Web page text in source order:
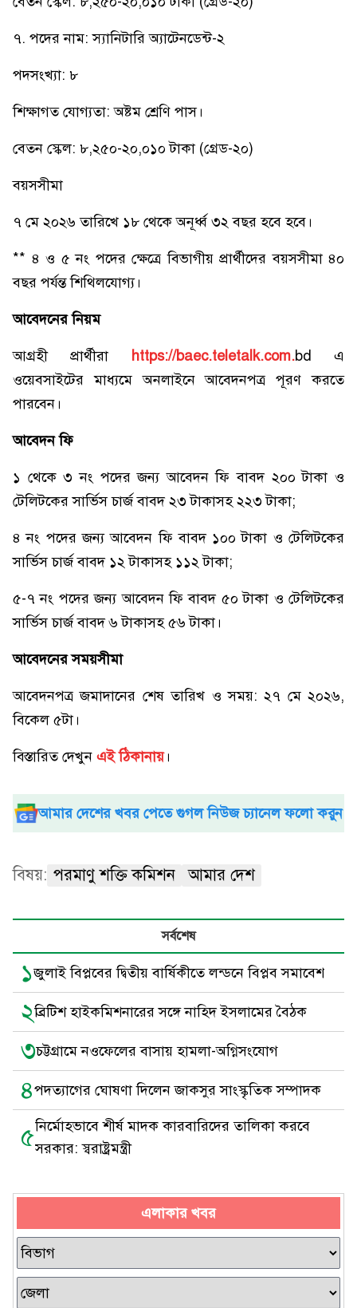
৭. পদের নাম: স্যানিটারি অ্যাটেনডেন্ট-২
পদসংখ্যা: ৮
শিক্ষাগত যোগ্যতা: অষ্টম শ্রেণি পাস।
বেতন স্কেল: ৮,২৫০-২০,০১০ টাকা (গ্রেড-২০)
বয়সসীমা
৭ মে ২০২৬ তারিখে ১৮ থেকে অনূর্ধ্ব ৩২ বছর হবে হবে।
** ৪ ও ৫ নং পদের ক্ষেত্রে বিভাগীয় প্রার্থীদের বয়সসীমা ৪০
বছর পর্যন্ত শিথিলযোগ্য।
আবেদনের নিয়ম
আগ্রহী প্রার্থীরা https://baec.teletalk.com.bd এ
ওয়েবসাইটের মাধ্যমে অনলাইনে আবেদনপত্র পূরণ করতে
পারবেন।
আবেদন ফি
১ থেকে ৩ নং পদের জন্য আবেদন ফি বাবদ ২০০ টাকা ও
টেলিটকের সার্ভিস চার্জ বাবদ ২৩ টাকাসহ ২২৩ টাকা;
৪ নং পদের জন্য আবেদন ফি বাবদ ১০০ টাকা ও টেলিটকের
সার্ভিস চার্জ বাবদ ১২ টাকাসহ ১১২ টাকা;
৫-৭ নং পদের জন্য আবেদন ফি বাবদ ৫০ টাকা ও টেলিটকের
সার্ভিস চার্জ বাবদ ৬ টাকাসহ ৫৬ টাকা।
আবেদনের সময়সীমা
আবেদনপত্র জমাদানের শেষ তারিখ ও সময়: ২৭ মে ২০২৬,
বিকেল ৫টা।
বিস্তারিত দেখুন এই ঠিকানায়।
আমার দেশের খবর পেতে গুগল নিউজ চ্যানেল ফলো করুন
বিষয়: পরমাণু শক্তি কমিশন আমার দেশ
সর্বশেষ
১জুলাই বিপ্লবের দ্বিতীয় বার্ষিকীতে লন্ডনে বিপ্লব সমাবেশ
২ব্রিটিশ হাইকমিশনারের সঙ্গে নাহিদ ইসলামের বৈঠক
৩চট্টগ্রামে নওফেলের বাসায় হামলা-অগ্নিসংযোগ
৪পদত্যাগের ঘোষণা দিলেন জাকসুর সাংস্কৃতিক সম্পাদক
৫নির্মোহভাবে শীর্ষ মাদক কারবারিদের তালিকা করবে
সরকার: স্বরাষ্ট্রমন্ত্রী
এলাকার খবর